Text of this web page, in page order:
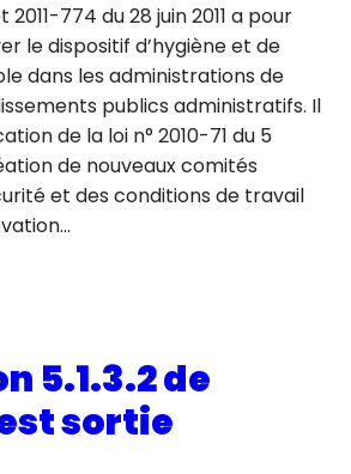
774 du 28 juin 2011 a pour
le dispositif d’hygiène et de
dans les administrations de
publics administratifs. Il
de la loi n° 2010-71 du 5
de nouveaux comités
et des conditions de travail
5.1.3.2 de
sortie